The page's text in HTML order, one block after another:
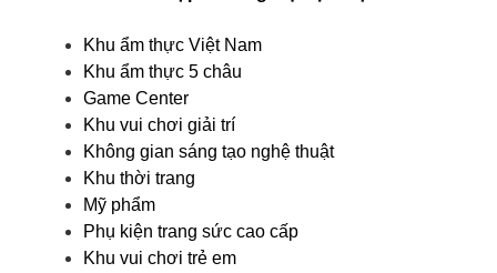
Khu ẩm thực Việt Nam
Khu ẩm thực 5 châu
Game Center
Khu vui chơi giải trí
Không gian sáng tạo nghệ thuật
Khu thời trang
Mỹ phẩm
Phụ kiện trang sức cao cấp
Khu vui chơi trẻ em